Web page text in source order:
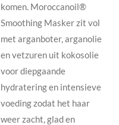
komen. Moroccanoil®
Smoothing Masker zit vol
met arganboter, arganolie
en vetzuren uit kokosolie
voor diepgaande
hydratering en intensieve
voeding zodat het haar
weer zacht, glad en